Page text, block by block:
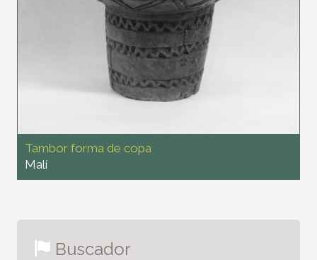
Tambor forma de copa
Malí
Buscador